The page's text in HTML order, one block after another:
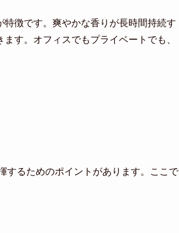
徴です。爽やかな香りが長時間持続す
す。オフィスでもプライベートでも、
するためのポイントがあります。ここで